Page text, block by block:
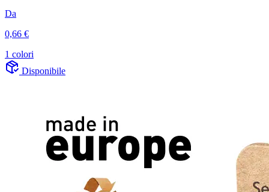
Da
0,66 €
1 colori
Disponibile